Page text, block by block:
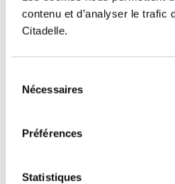
contenu et d’analyser le trafic
Citadelle.
Nécessaires
Préférences
Statistiques
Ouvert à tous
Handisport